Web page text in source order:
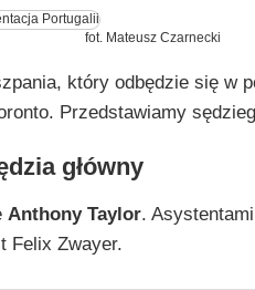
fot. Mateusz Czarnecki
który odbędzie się w
Przedstawiamy
główny
Anthony Taylor.
Felix Zwayer.